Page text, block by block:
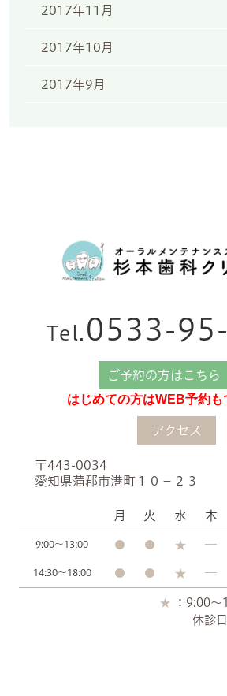
2017年11月
2017年10月
2017年9月
Tel.0533-
ご予約の方はこち
はじめての方はWEB予約も
アクセス
〒443-0034
愛知県蒲郡市港町１０−２３
月 火 水 木
9:00～13:00
14:30～18:00
：9:00
休診